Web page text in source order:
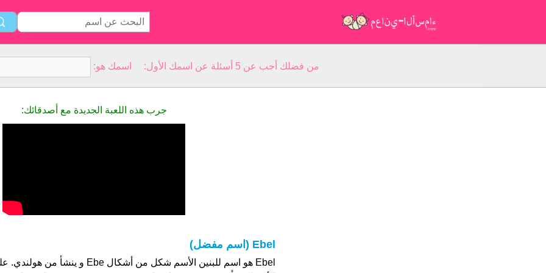
من فضلك أجب عن 5 أسئلة عن اسمك الأول: اسمك هو:
جرب هذه اللعبة الجديدة مع أصدقائك:
Ebel (اسم مفضل)